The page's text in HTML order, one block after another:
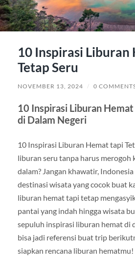
10 Inspirasi Liburan
Tetap Seru
NOVEMBER 13, 2024 / 0
10 Inspirasi Liburan
di Dalam Negeri
10 Inspirasi Liburan Hemat tapi
liburan seru tanpa harus merogoh
dalam? Jangan khawatir,
destinasi wisata yang cocok buat
liburan hemat tapi tetap
pantai yang indah hingga wisata
sepuluh inspirasi liburan hemat di
bisa jadi referensi buat trip
siapkan rencana liburan hematmu!